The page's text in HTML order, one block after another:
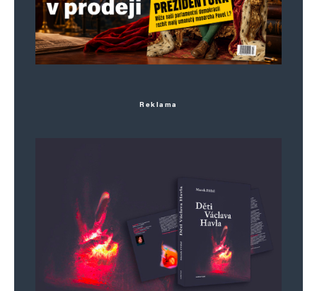
ve zverejnenem uryvku) chybi jeden krok:
stiznost US velvyslanectvi na vysledek I. kola
voleb.
Reklama